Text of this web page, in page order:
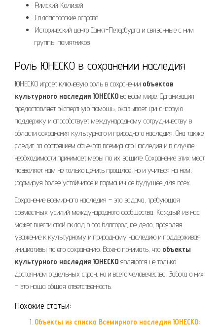
Римский Колизей
Галапагосские острова
Исторический центр Санкт-Петербурга и связанные с ним
группы памятников
Роль ЮНЕСКО в сохранении наследия
ЮНЕСКО играет ключевую роль в сохранении объектов
культурного наследия ЮНЕСКО во всем мире. Организация
предоставляет экспертную помощь, оказывает финансовую
поддержку и способствует международному сотрудничеству в
области сохранения культурного и природного наследия. Она также
следит за состоянием объектов всемирного наследия и в случае
необходимости принимает меры по их защите. Сохранение этих мест
позволяет нам не только ценить прошлое, но и учиться на нем,
формируя более устойчивое и гармоничное будущее для всех.
Сохранение всемирного наследия – это задача, требующая
совместных усилий международного сообщества. Каждый из нас
может внести свой вклад в это благородное дело, проявляя
уважение к культурному и природному наследию и поддерживая
инициативы по его сохранению. Важно понимать, что объекты
культурного наследия ЮНЕСКО являются не только
достоянием отдельных стран, но и всего человечества. Забота о них
– это наша общая ответственность.
Похожие статьи:
Объекты из списка Всемирного наследия ЮНЕСКО: